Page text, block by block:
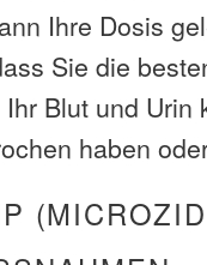
Ihre Dosis
Sie die
Blut und Urin
haben